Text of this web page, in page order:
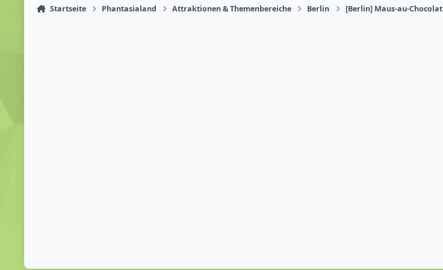
Startseite Phantasialand Attraktionen & Themenbereiche Berlin [Berlin] Maus-au-Chocolat